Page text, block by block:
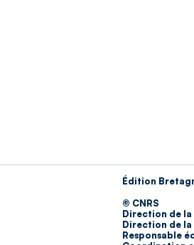
Édition
© CNRS
Direction de
Direction de
Responsable